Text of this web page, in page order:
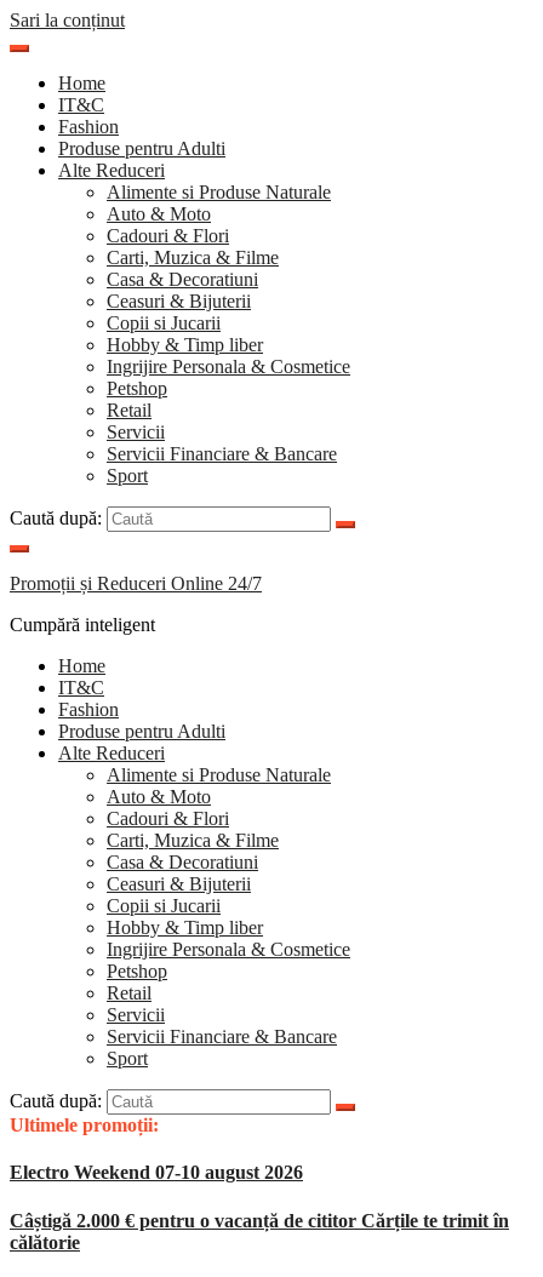
Sari la conținut
Home
IT&C
Fashion
Produse pentru Adulti
Alte Reduceri
Alimente si Produse Naturale
Auto & Moto
Cadouri & Flori
Carti, Muzica & Filme
Casa & Decoratiuni
Ceasuri & Bijuterii
Copii si Jucarii
Hobby & Timp liber
Ingrijire Personala & Cosmetice
Petshop
Retail
Servicii
Servicii Financiare & Bancare
Sport
Caută după:
Promoții și Reduceri Online 24/7
Cumpără inteligent
Home
IT&C
Fashion
Produse pentru Adulti
Alte Reduceri
Alimente si Produse Naturale
Auto & Moto
Cadouri & Flori
Carti, Muzica & Filme
Casa & Decoratiuni
Ceasuri & Bijuterii
Copii si Jucarii
Hobby & Timp liber
Ingrijire Personala & Cosmetice
Petshop
Retail
Servicii
Servicii Financiare & Bancare
Sport
Caută după:
Ultimele promoții:
Electro Weekend 07-10 august 2026
Câștigă 2.000 € pentru o vacanță de cititor Cărțile te trimit în
călătorie